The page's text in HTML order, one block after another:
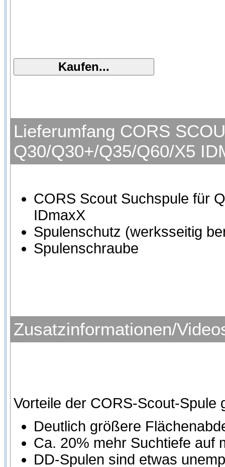
Lieferumfang CORS
Q30/Q30+/Q35/Q60/X5
CORS Scout Suchspule für
IDmaxX
Spulenschutz (werksseitig
Spulenschraube
Zusatzinformationen/
Vorteile der CORS-Scout-Spule
Deutlich größere
Ca. 20% mehr Suchtiefe auf
DD-Spulen sind etwas